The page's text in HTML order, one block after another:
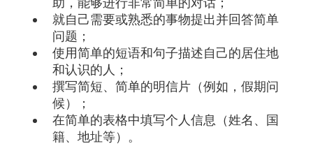
就自己需要或熟悉的事物提出并回答简单
问题；
使用简单的短语和句子描述自己的居住地
和认识的人；
撰写简短、简单的明信片（例如，假期问
候）；
在简单的表格中填写个人信息（姓名、国
籍、地址等）。